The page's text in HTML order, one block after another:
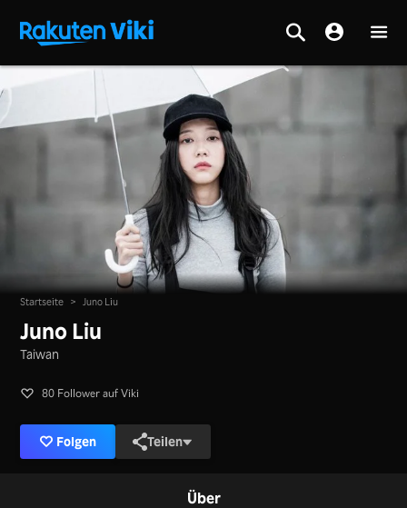
Startseite > Juno Liu
Juno Liu
Taiwan
80 Follower auf Viki
Folgen Teilen
Über